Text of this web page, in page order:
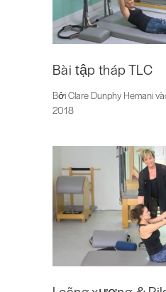
Bài tập tháp TLC
Bởi Clare Dunphy Hemani
2018